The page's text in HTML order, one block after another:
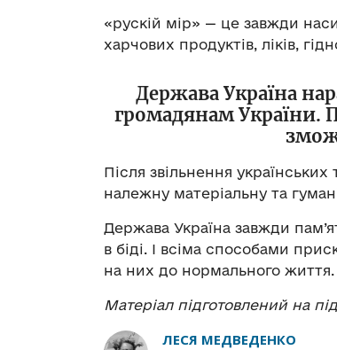
«рускій мір» — це завжди
харчових продуктів, ліків,
Держава Україна
громадянам України.
Після звільнення
належну матеріальну та
Держава Україна завжди
в біді. І всіма способами
на них до нормального життя.
Матеріал підготовлений на
ЛЕСЯ МЕДВЕДЕНКО